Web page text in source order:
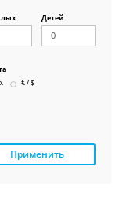
Детей
€ / $
Применить